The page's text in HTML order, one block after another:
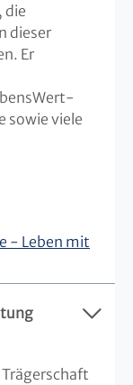
die
dieser
Er
sowie viele
- Leben mit